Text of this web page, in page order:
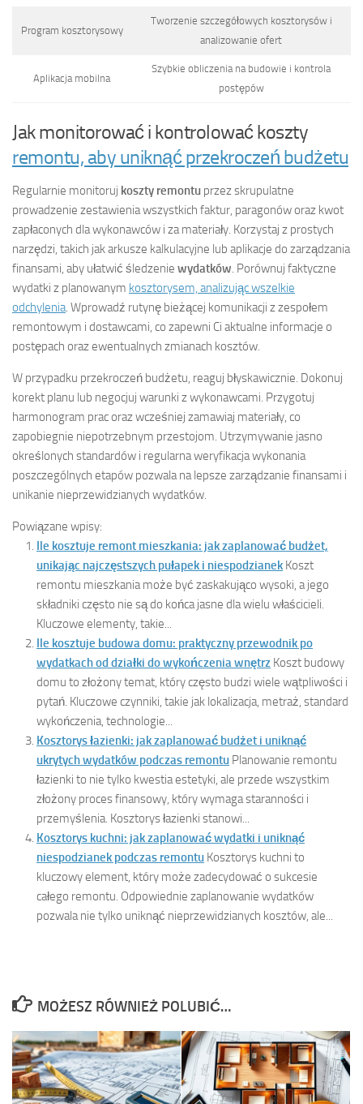
Program kosztorysowy
Tworzenie szczegółowych kosztorysów i
analizowanie ofert
Aplikacja mobilna
Szybkie obliczenia na budowie i kontrola
postępów
Jak monitorować i kontrolować koszty
remontu, aby uniknąć przekroczeń budżetu
Regularnie monitoruj koszty remontu przez skrupulatne
prowadzenie zestawienia wszystkich faktur, paragonów oraz kwot
zapłaconych dla wykonawców i za materiały. Korzystaj z prostych
narzędzi, takich jak arkusze kalkulacyjne lub aplikacje do zarządzania
finansami, aby ułatwić śledzenie wydatków. Porównuj faktyczne
wydatki z planowanym kosztorysem, analizując wszelkie
odchylenia. Wprowadź rutynę bieżącej komunikacji z zespołem
remontowym i dostawcami, co zapewni Ci aktualne informacje o
postępach oraz ewentualnych zmianach kosztów.
W przypadku przekroczeń budżetu, reaguj błyskawicznie. Dokonuj
korekt planu lub negocjuj warunki z wykonawcami. Przygotuj
harmonogram prac oraz wcześniej zamawiaj materiały, co
zapobiegnie niepotrzebnym przestojom. Utrzymywanie jasno
określonych standardów i regularna weryfikacja wykonania
poszczególnych etapów pozwala na lepsze zarządzanie finansami i
unikanie nieprzewidzianych wydatków.
Powiązane wpisy:
Ile kosztuje remont mieszkania: jak zaplanować budżet,
unikając najczęstszych pułapek i niespodzianek Koszt
remontu mieszkania może być zaskakująco wysoki, a jego
składniki często nie są do końca jasne dla wielu właścicieli.
Kluczowe elementy, takie...
Ile kosztuje budowa domu: praktyczny przewodnik po
wydatkach od działki do wykończenia wnętrz Koszt budowy
domu to złożony temat, który często budzi wiele wątpliwości i
pytań. Kluczowe czynniki, takie jak lokalizacja, metraż, standard
wykończenia, technologie...
Kosztorys łazienki: jak zaplanować budżet i uniknąć
ukrytych wydatków podczas remontu Planowanie remontu
łazienki to nie tylko kwestia estetyki, ale przede wszystkim
złożony proces finansowy, który wymaga staranności i
przemyślenia. Kosztorys łazienki stanowi...
Kosztorys kuchni: jak zaplanować wydatki i uniknąć
niespodzianek podczas remontu Kosztorys kuchni to
kluczowy element, który może zadecydować o sukcesie
całego remontu. Odpowiednie zaplanowanie wydatków
pozwala nie tylko uniknąć nieprzewidzianych kosztów, ale...
MOŻESZ RÓWNIEŻ POLUBIĆ…